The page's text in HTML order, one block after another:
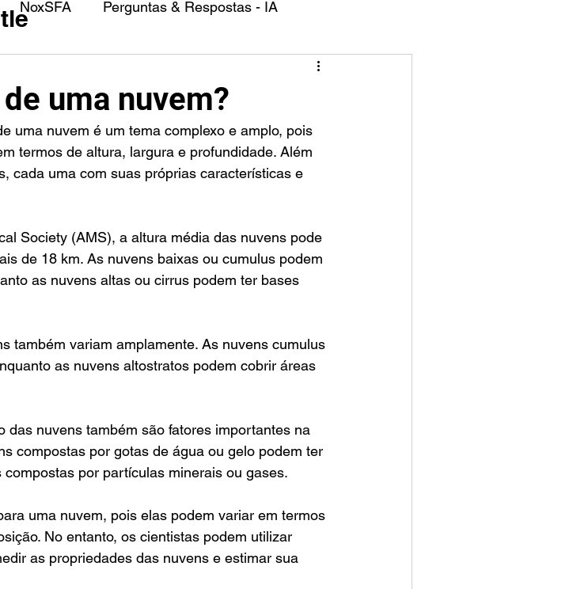
NoxSFA Perguntas & Respostas - IA
uma nuvem?
termos de altura, largura e profundidade. Além
cada uma com suas próprias características e
Society (AMS), a altura média das nuvens pode
de 18 km. As nuvens baixas ou cumulus podem
as nuvens altas ou cirrus podem ter bases
também variam amplamente. As nuvens cumulus
as nuvens altostratos podem cobrir áreas
das nuvens também são fatores importantes na
compostas por gotas de água ou gelo podem ter
por partículas minerais ou gases.
uma nuvem, pois elas podem variar em termos
No entanto, os cientistas podem utilizar
as propriedades das nuvens e estimar sua